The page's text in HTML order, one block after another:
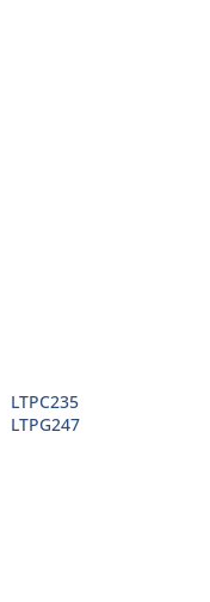
LTPC235
LTPG247